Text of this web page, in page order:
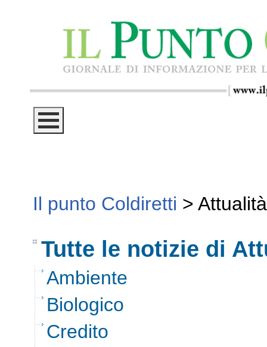
Il punto Coldiretti > Attualità
Tutte le notizie di
Ambiente
Biologico
Credito